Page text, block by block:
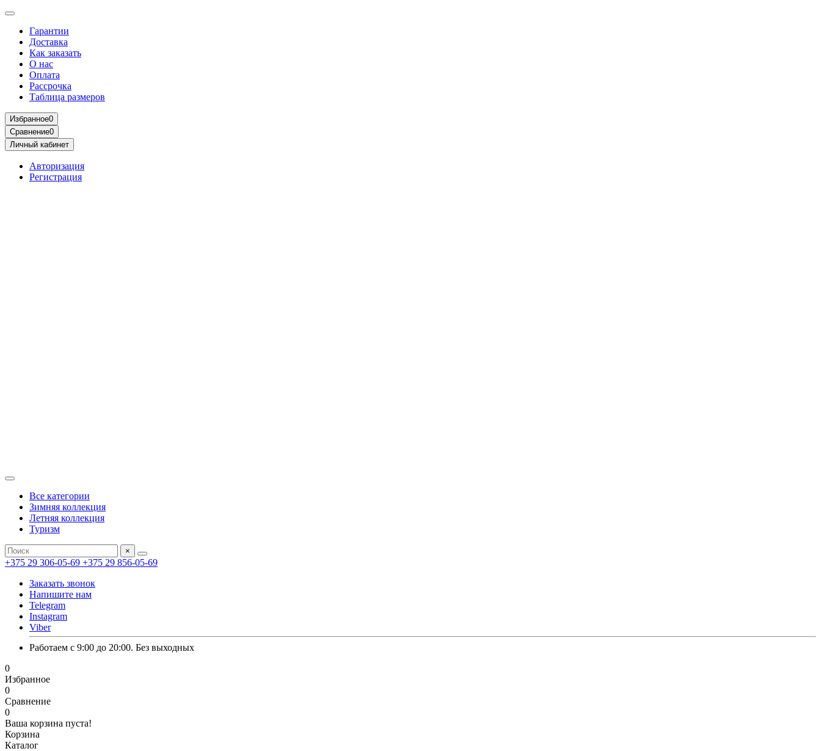
Гарантии
Доставка
Как заказать
О нас
Оплата
Рассрочка
Таблица размеров
Избранное0
Сравнение0
Личный кабинет
Авторизация
Регистрация
Все категории
Зимняя коллекция
Летняя коллекция
Туризм
×
+375 29 306-05-69 +375 29 856-05-69
Заказать звонок
Напишите нам
Telegram
Instagram
Viber
Работаем с 9:00 до 20:00. Без выходных
0
Избранное
0
Сравнение
0
Ваша корзина пуста!
Корзина
Каталог